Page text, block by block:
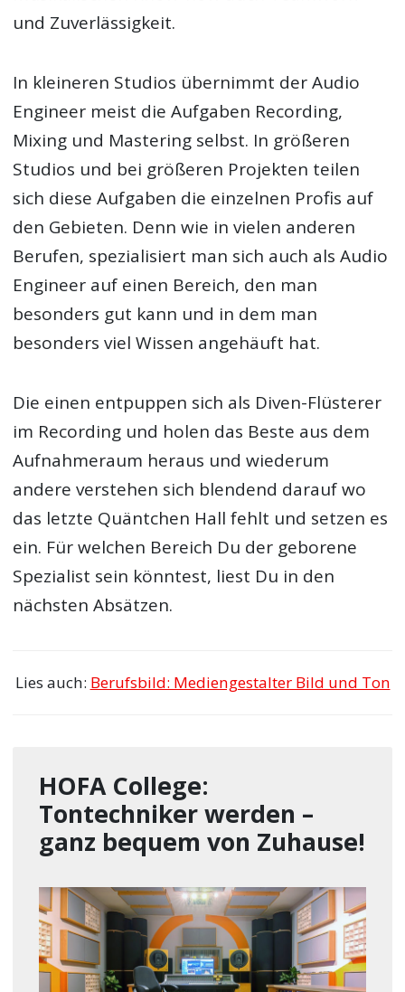
und Zuverlässigkeit.
In kleineren Studios übernimmt der Audio
Engineer meist die Aufgaben Recording,
Mixing und Mastering selbst. In größeren
Studios und bei größeren Projekten teilen
sich diese Aufgaben die einzelnen Profis auf
den Gebieten. Denn wie in vielen anderen
Berufen, spezialisiert man sich auch als Audio
Engineer auf einen Bereich, den man
besonders gut kann und in dem man
besonders viel Wissen angehäuft hat.
Die einen entpuppen sich als Diven-Flüsterer
im Recording und holen das Beste aus dem
Aufnahmeraum heraus und wiederum
andere verstehen sich blendend darauf wo
das letzte Quäntchen Hall fehlt und setzen es
ein. Für welchen Bereich Du der geborene
Spezialist sein könntest, liest Du in den
nächsten Absätzen.
Lies auch: Berufsbild: Mediengestalter Bild und Ton
HOFA College:
Tontechniker werden –
ganz bequem von Zuhause!